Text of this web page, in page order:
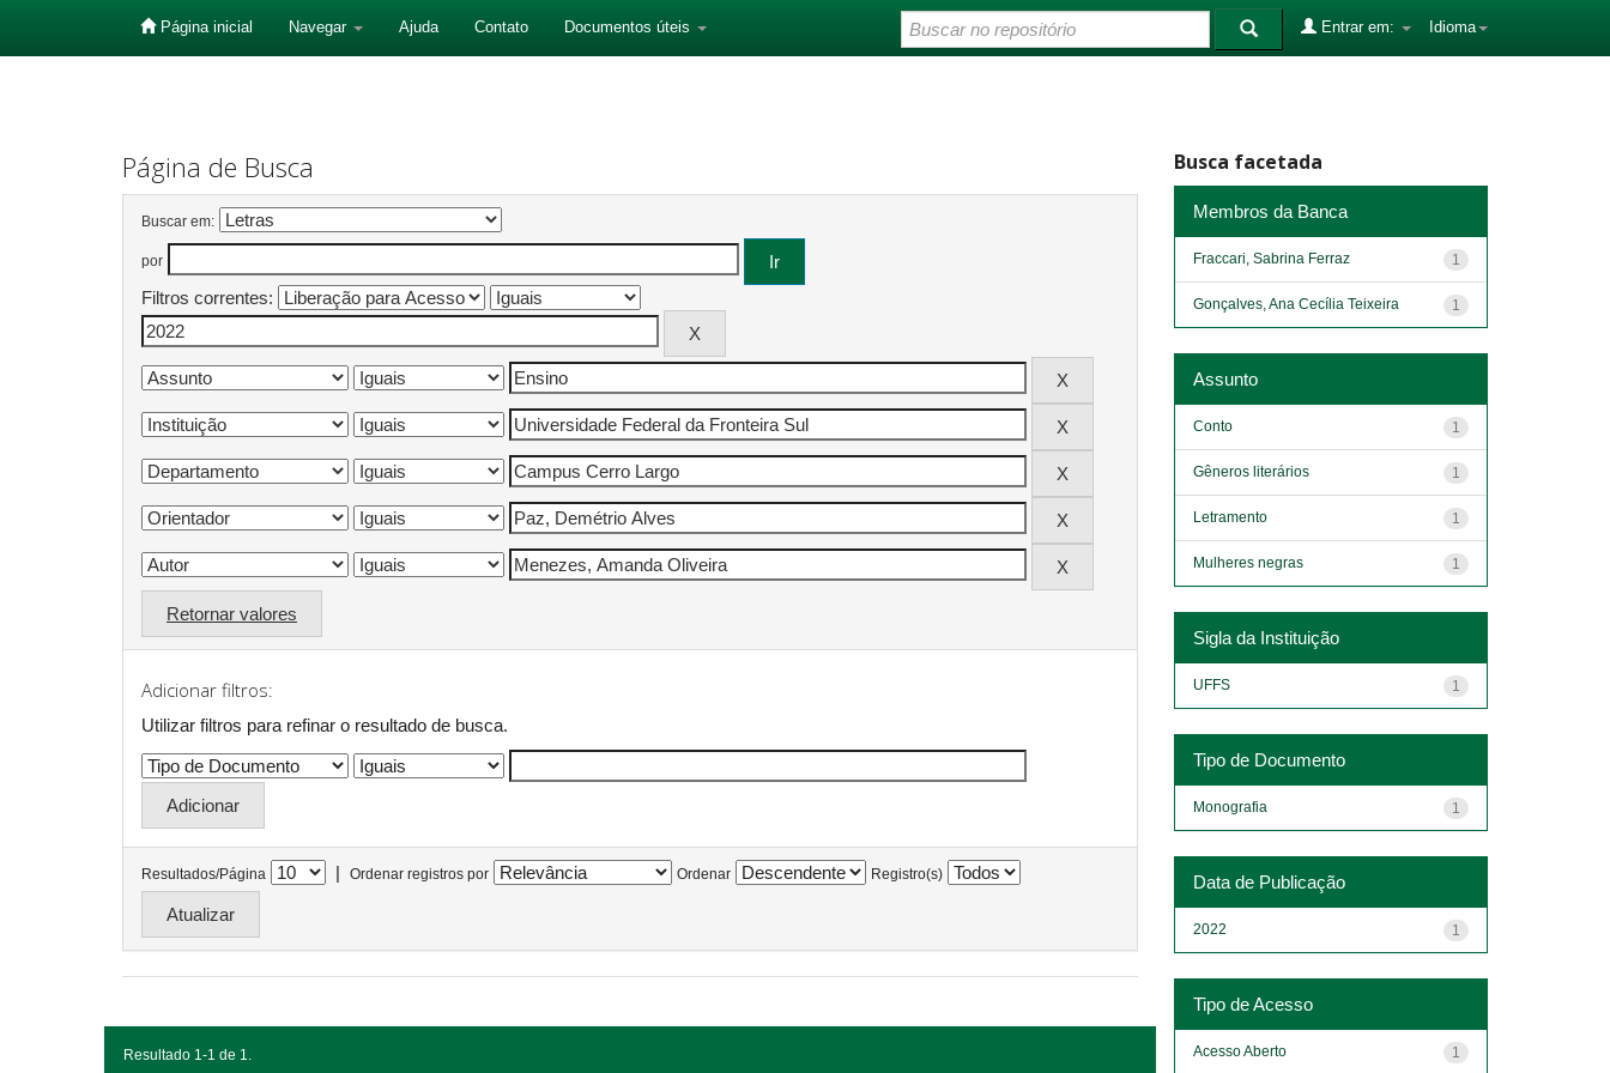
Página inicial Navegar Ajuda Contato Documentos úteis Idioma
Entrar em:
Página de Busca
Buscar em:
por
Filtros correntes:
Retornar valores
Adicionar filtros:
Utilizar filtros para refinar o resultado de busca.
Resultados/Página | Ordenar registros por Ordenar Registro(s)
Resultado 1-1 de 1.
Busca facetada
Membros da Banca
1
Fraccari, Sabrina Ferraz
1
Gonçalves, Ana Cecília Teixeira
Assunto
1
Conto
1
Gêneros literários
1
Letramento
1
Mulheres negras
Sigla da Instituição
1
UFFS
Tipo de Documento
1
Monografia
Data de Publicação
1
2022
Tipo de Acesso
1
Acesso Aberto